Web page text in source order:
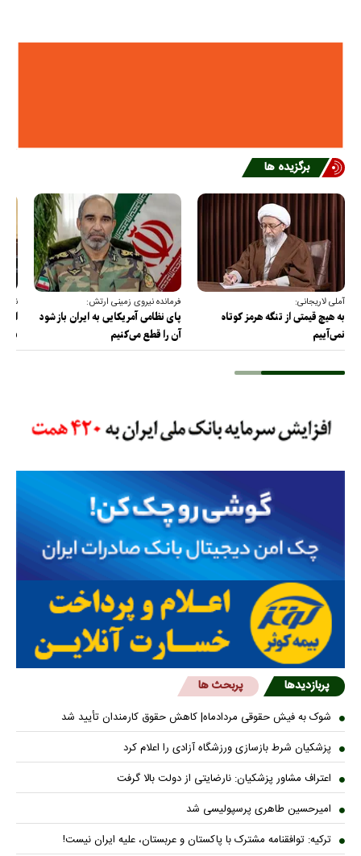
برگزیده ها
آملی لاریجانی:
به هیچ قیمتی از تنگه هرمز کوتاه
نمی‌آییم
فرمانده نیروی زمینی ارتش:
پای نظامی آمریکایی به ایران باز شود
آن را قطع می‌کنیم
از
پربازدیدها پربحث ها
شوک به فیش حقوقی مردادماه| کاهش حقوق کارمندان تأیید شد
پزشکیان شرط بازسازی ورزشگاه آزادی را اعلام کرد
اعتراف مشاور پزشکیان: نارضایتی از دولت بالا گرفت
امیرحسین طاهری پرسپولیسی شد
ترکیه: توافقنامه مشترک با پاکستان و عربستان، علیه ایران نیست!